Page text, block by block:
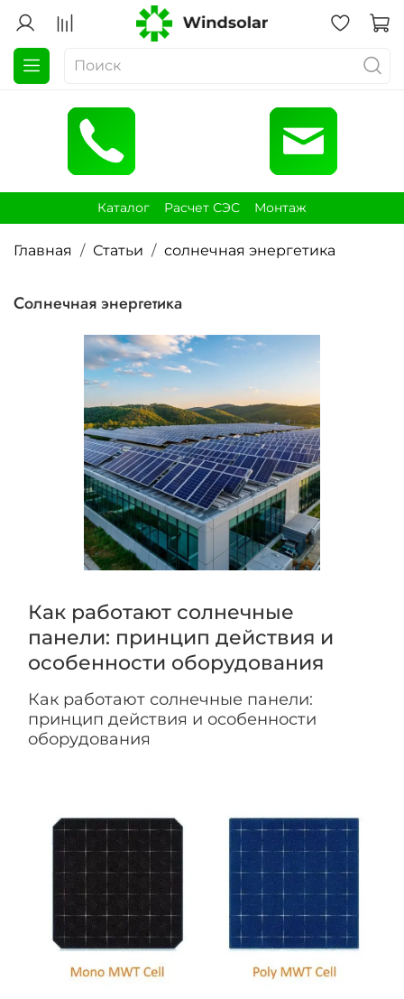
Каталог Расчет СЭС Монтаж
Главная Статьи солнечная энергетика
солнечная энергетика
Как работают солнечные
панели: принцип действия и
особенности оборудования
Как работают солнечные панели:
принцип действия и особенности
оборудования